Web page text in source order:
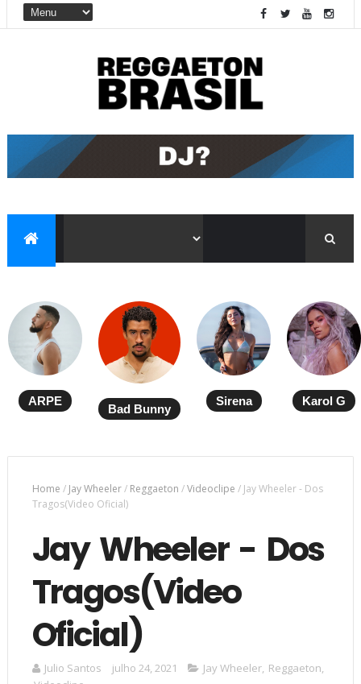
ARPE
Bad Bunny
Sirena Karol G
Home / Jay Wheeler/ Reggaeton /Videoclipe / Jay Wheeler - Dos
Tragos(Video Oficial)
Jay Wheeler - Dos
Tragos(Video
Oficial)
Julio Santos julho 24, 2021 Jay Wheeler, Reggaeton,